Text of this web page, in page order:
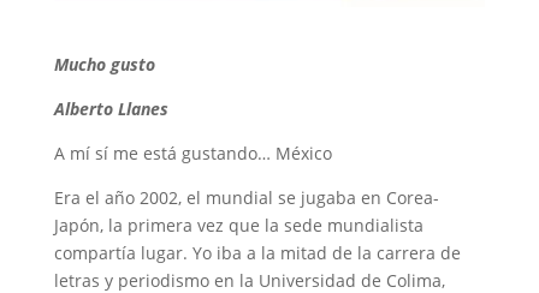
Mucho gusto
Alberto Llanes
A mí sí me está gustando… México
Era el año 2002, el mundial se jugaba en Corea-
Japón, la primera vez que la sede mundialista
compartía lugar. Yo iba a la mitad de la carrera de
letras y periodismo en la Universidad de Colima,